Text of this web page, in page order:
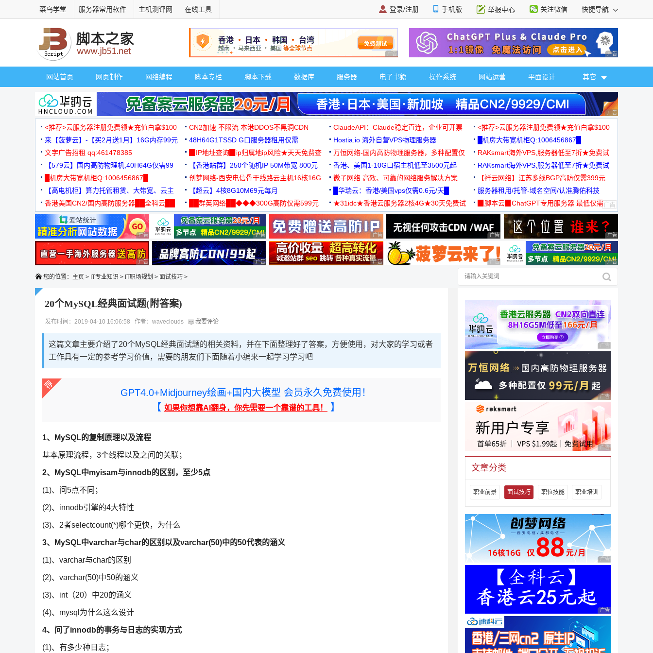
菜鸟学堂 服务器常用软件 主机测评网 在线工具 登录/注册 手机版 举报中心 关注微信 快捷导航
广告 商业广告，理性选择 广告 商业广告，理
网站首页 网页制作 网络编程 脚本专栏 脚本下载 数据库 服务器 电子书籍 操作系统 网站运营 平面设计 其它
广告 商业广告，理
<推荐>云服务器注册免费领★充值白拿$100 CN2加速 不限流 本港DDOS不黑洞CDN ClaudeAPI：Claude稳定直连，企业可开票
<推荐>云服务器注册免费领★充值白拿$100
来【菠萝云】-【买2月送1月】16G内存99元
48H64G1TSSD G口服务器租用仅需
3000+可免费测试
Hostia.io 海外自营VPS物理服务器
█机房大带宽机柜Q:1006456867█
文字广告招租 qq:461478385
▉IP地址查询▉ip归属地ip风险★天天免费查
万恒网络-国内高防物理服务器，多种配置仅
99元/月起
RAKsmart海外VPS,服务器低至7折★免费试
用★
【579云】国内高防物理机,40H64G仅需99
元
【香港站群】250个随机IP 50M带宽 800元 香港、美国1-10G口宿主机低至3500元起
RAKsmart海外VPS,服务器低至7折★免费试
用★
█机房大带宽机柜Q:1006456867█
创梦网络-西安电信骨干线路云主机16核16G
88元/月
微子网络 高效、可靠的网络服务解决方案
【祥云网络】江苏多线BGP高防仅需399元
【高电机柜】算力托管租赁、大带宽、云主
机
【超云】4核8G10M69元每月 █华瑞云：香港/美国vps仅需0.6元/天█
服务器租用/托管-域名空间/认准腾佑科技
香港美国CN2/国内高防服务器██全科云██
██群英网络██◆◆◆300G高防仅需599元
◆◆◆
★31idc★香港云服务器2核4G★30天免费试
用◆
▉脚本云▉ChatGPT专用服务器 最低仅需
19元/月
广告 商业广告，理性选择 广告 商业广告，理性选择 广告 商业广告，理性选择 广告 商业广告，理性选择 广告 商业广告，理
广告 商业广告，理性选择 广告 商业广告，理性选择 广告 商业广告，理性选择 广告 商业广告，理性选择 广告 商业广告，理
您的位置： 主页 > IT专业知识 > IT职场规划 > 面试技巧 >
20个MySQL经典面试题(附答案)
发布时间：2019-04-10 16:06:58 作者：waveclouds 我要评论
这篇文章主要介绍了20个MySQL经典面试题的相关资料，并在下面整理好了答案，方便使用，对大家的学习或者
工作具有一定的参考学习价值，需要的朋友们下面随着小编来一起学习学习吧
GPT4.0+Midjourney绘画+国内大模型 会员永久免费使用！
【 如果你想靠AI翻身，你先需要一个靠谱的工具！ 】
1、MySQL的复制原理以及流程
基本原理流程，3个线程以及之间的关联；
2、MySQL中myisam与innodb的区别，至少5点
(1)、问5点不同；
(2)、innodb引擎的4大特性
(3)、2者selectcount(*)哪个更快，为什么
3、MySQL中varchar与char的区别以及varchar(50)中的50代表的涵义
(1)、varchar与char的区别
(2)、varchar(50)中50的涵义
(3)、int（20）中20的涵义
(4)、mysql为什么这么设计
4、问了innodb的事务与日志的实现方式
(1)、有多少种日志；
广告 商业广告，理性
广告 商业广告，理性
广告 商业广告，理性
文章分类
职业前景 面试技巧 职位技能 职业培训
广告 商业广告，理性
广告 商业广告，理性